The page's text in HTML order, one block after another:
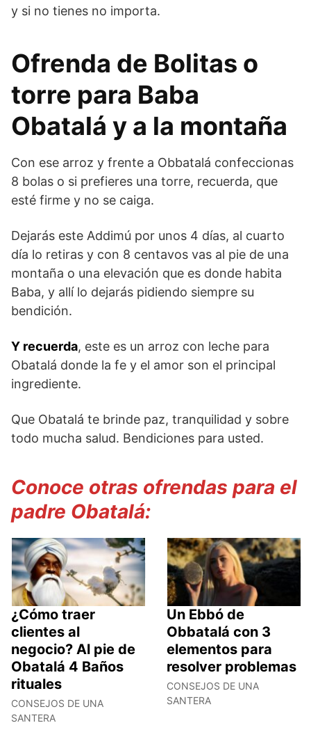
y si no tienes no importa.
Ofrenda de Bolitas o
torre para Baba
Obatalá y a la montaña
Con ese arroz y frente a Obbatalá confeccionas
8 bolas o si prefieres una torre, recuerda, que
esté firme y no se caiga.
Dejarás este Addimú por unos 4 días, al cuarto
día lo retiras y con 8 centavos vas al pie de una
montaña o una elevación que es donde habita
Baba, y allí lo dejarás pidiendo siempre su
bendición.
Y recuerda, este es un arroz con leche para
Obatalá donde la fe y el amor son el principal
ingrediente.
Que Obatalá te brinde paz, tranquilidad y sobre
todo mucha salud. Bendiciones para usted.
Conoce otras ofrendas para el
padre Obatalá:
¿Cómo traer
clientes al
negocio? Al pie de
Obatalá 4 Baños
rituales
CONSEJOS DE UNA
SANTERA
Un Ebbó de
Obbatalá con 3
elementos para
resolver problemas
CONSEJOS DE UNA
SANTERA